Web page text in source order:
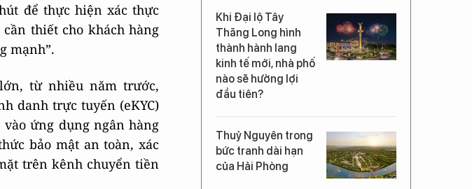
để thực hiện xác thực
thiết cho khách hàng
mạnh”.
từ nhiều năm trước,
danh trực tuyến (eKYC)
ứng dụng ngân hàng
bảo mật an toàn, xác
trên kênh chuyển tiền
Khi Đại lộ Tây
Thăng Long hình
thành hành lang
kinh tế mới, nhà phố
nào sẽ hưởng lợi
đầu tiên?
Thuỷ Nguyên trong
bức tranh dài hạn
của Hải Phòng